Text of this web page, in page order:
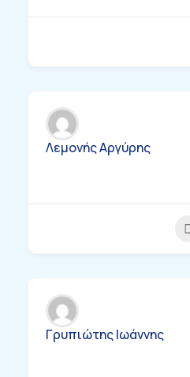
Λεμονής Αργύρης
Γρυπιώτης Ιωάννης